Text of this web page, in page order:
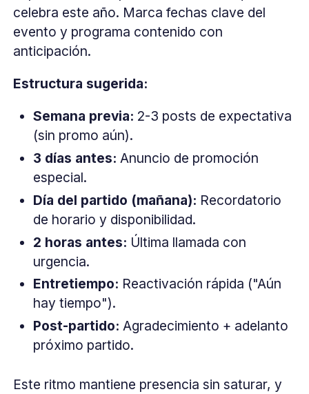
celebra este año. Marca fechas clave del
evento y programa contenido con
anticipación.
Estructura sugerida:
Semana previa: 2-3 posts de expectativa
(sin promo aún).
3 días antes: Anuncio de promoción
especial.
Día del partido (mañana): Recordatorio
de horario y disponibilidad.
2 horas antes: Última llamada con
urgencia.
Entretiempo: Reactivación rápida ("Aún
hay tiempo").
Post-partido: Agradecimiento + adelanto
próximo partido.
Este ritmo mantiene presencia sin saturar, y